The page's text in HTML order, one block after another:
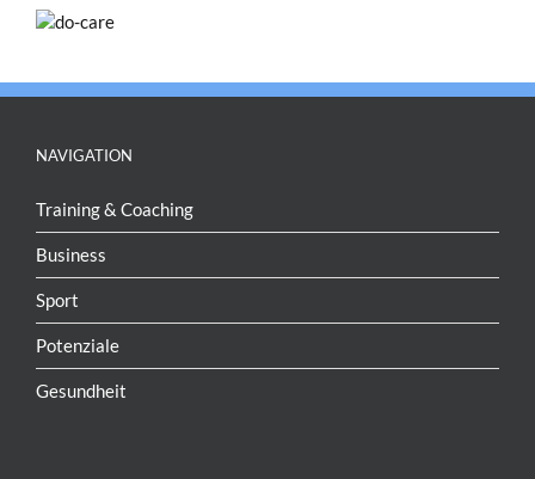
NAVIGATION
Training & Coaching
Business
Sport
Potenziale
Gesundheit